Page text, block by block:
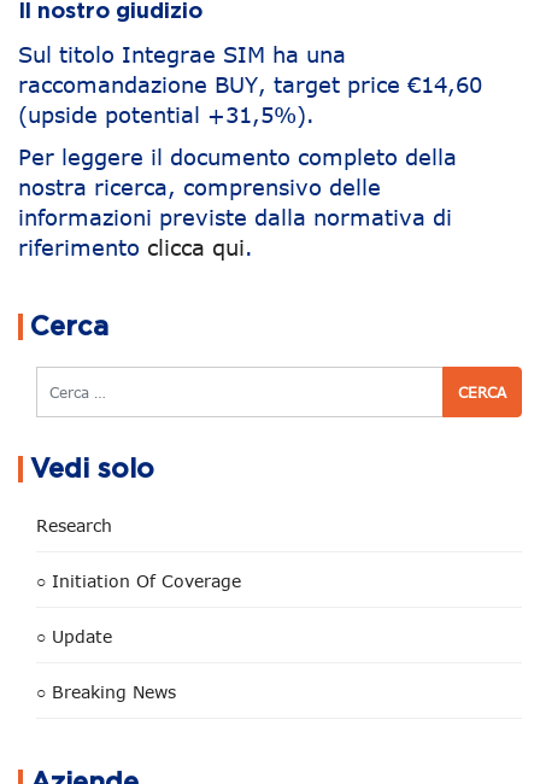
Il nostro giudizio
Sul titolo Integrae SIM ha una
raccomandazione BUY, target price €14,60
(upside potential +31,5%).
Per leggere il documento completo della
nostra ricerca, comprensivo delle
informazioni previste dalla normativa di
riferimento clicca qui.
Cerca
Cerca
Vedi solo
Research
○ Initiation Of Coverage
○ Update
○ Breaking News